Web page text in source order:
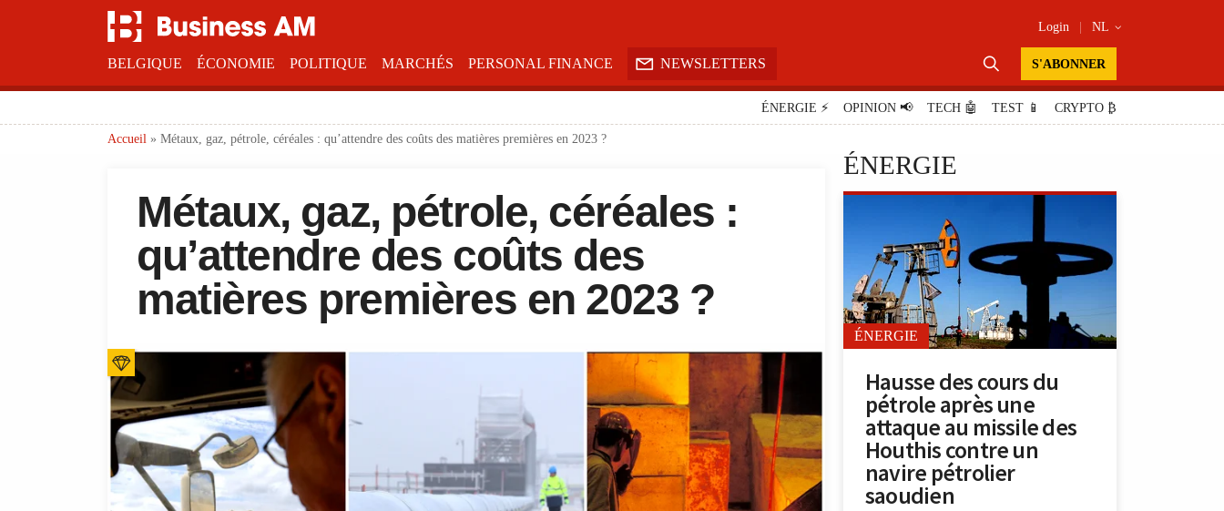
Login | NL 
BELGIQUE ÉCONOMIE POLITIQUE MARCHÉS PERSONAL FINANCE  NEWSLETTERS  S'ABONNER
ÉNERGIE ⚡ OPINION 📢 TECH 🤖 TEST 📱 CRYPTO ₿
Accueil » Métaux, gaz, pétrole, céréales : qu’attendre des coûts des matières premières en 2023 ?
Métaux, gaz, pétrole, céréales :
qu’attendre des coûts des
matières premières en 2023 ?
ÉNERGIE
ÉNERGIE
Hausse des cours du
pétrole après une
attaque au missile des
Houthis contre un
navire pétrolier
saoudien